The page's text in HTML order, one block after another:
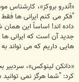
«آندرو بروکز»، کارشناس
"فکر می کنم ایرانی ها
جدید آن است که ایرانی
هایی داریم که می تواند به برد 2 هزار کیلومتر
«دانکن لینوکس»، سردبیر
کرد: "شما هرگز نمی